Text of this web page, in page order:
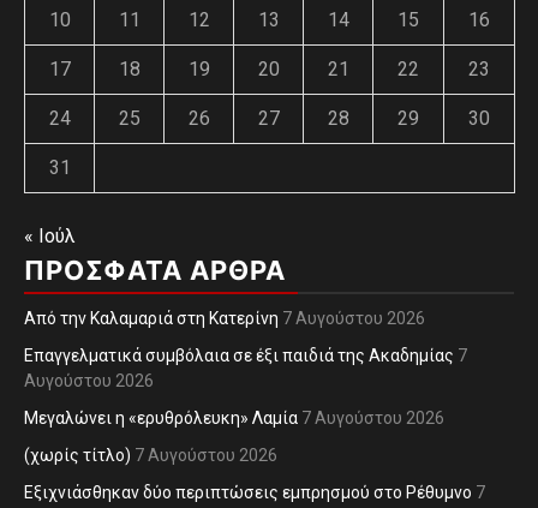
10 11 12 13 14 15 16
17 18 19 20 21 22 23
24 25 26 27 28 29 30
31
« Ιούλ
ΠΡΌΣΦΑΤΑ ΆΡΘΡΑ
Από την Καλαμαριά στη Κατερίνη 7 Αυγούστου 2026
Επαγγελματικά συμβόλαια σε έξι παιδιά της Ακαδημίας 7
Αυγούστου 2026
Μεγαλώνει η «ερυθρόλευκη» Λαμία 7 Αυγούστου 2026
(χωρίς τίτλο) 7 Αυγούστου 2026
Εξιχνιάσθηκαν δύο περιπτώσεις εμπρησμού στο Ρέθυμνο 7